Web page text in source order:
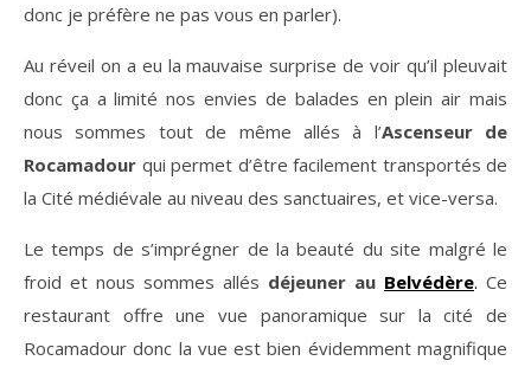
donc je préfère ne pas vous en parler).
Au réveil on a eu la mauvaise surprise de voir qu’il pleuvait
donc ça a limité nos envies de balades en plein air mais
nous sommes tout de même allés à l’Ascenseur de
Rocamadour qui permet d’être facilement transportés de
la Cité médiévale au niveau des sanctuaires, et vice-versa.
Le temps de s’imprégner de la beauté du site malgré le
froid et nous sommes allés déjeuner au Belvédère. Ce
restaurant offre une vue panoramique sur la cité de
Rocamadour donc la vue est bien évidemment magnifique